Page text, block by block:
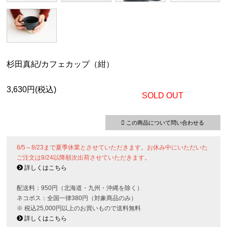
杉田真紀/カフェカップ（紺）
3,630円(税込)
SOLD OUT
この商品について問い合わせる
8/5～8/23まで夏季休業とさせていただきます。お休み中にいただいた
ご注文は8/24以降順次出荷させていただきます。
詳しくはこちら
配送料：950円（北海道・九州・沖縄を除く）
ネコポス：全国一律380円（対象商品のみ）
※ 税込25,000円以上のお買いもので送料無料
詳しくはこちら